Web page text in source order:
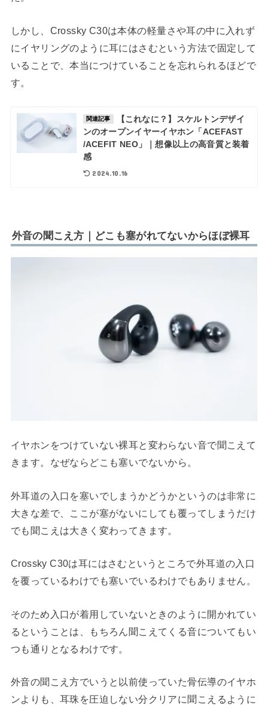
しかし、Crossky C30は本体の軽量さや耳の中に入れず
にイヤリングのように耳にはさむという方法で固定して
いることで、本当につけていることを忘れられるほどで
す。
関連記事
【これなに？】スケルトンデザイ
ンのオープンイヤーイヤホン「ACEFAST
/ACEFIT NEO」｜想像以上の高音質と装着
感
2024.10.16
外音の聞こえ方｜どこも塞がれてないからほぼ裸耳
イヤホンをつけていない裸耳と変わらない音で聞こえて
きます。なぜならどこも塞いでないから。
外耳道の入口を塞いでしまうかどうかというのは非常に
大きな差で、ここが塞がないにしても覆ってしまうだけ
でも聞こえは大きく変わってきます。
Crossky C30は耳にはさむというところで外耳道の入口
を覆っているわけでも塞いでいるわけでもありません。
そのため入口が着用していないときのように開かれてい
るということは、もちろん聞こえてくる音についてもい
つも通りとなるわけです。
外音の聞こえ方でいうと以前使っていた骨伝導のイヤホ
ンよりも、耳珠を圧迫しない分クリアに聞こえるように